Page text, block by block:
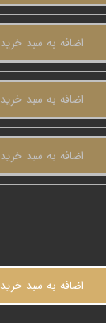
اضافه به سبد خرید
اضافه به سبد خرید
اضافه به سبد خرید
اضافه به سبد خرید